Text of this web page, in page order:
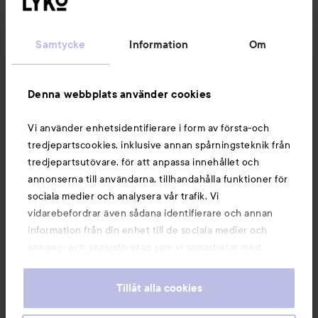
Samtycke Information Om
Denna webbplats använder cookies
Vi använder enhetsidentifierare i form av första-och
tredjepartscookies, inklusive annan spårningsteknik från
tredjepartsutövare, för att anpassa innehållet och
annonserna till användarna, tillhandahålla funktioner för
sociala medier och analysera vår trafik. Vi
vidarebefordrar även sådana identifierare och annan
information från din enhet till de sociala medier och
annons- och analysföretag som vi samarbetar med.
information som du har tillhandahållit eller som de har
våra cookies vid fortsatt användande av vår webbplats.
Tillåt alla cookies
Du kanske också gillar